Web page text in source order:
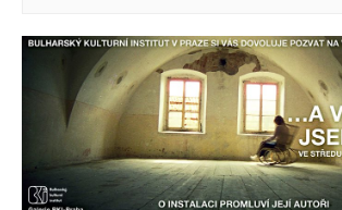
Navigace
akce